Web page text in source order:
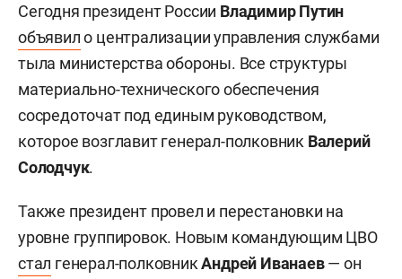
Сегодня президент России Владимир Путин
объявило централизации управления службами
тыла министерства обороны. Все структуры
материально-технического обеспечения
сосредоточат под единым руководством,
которое возглавит генерал-полковник Валерий
Солодчук.
Также президент провел и перестановки на
уровне группировок. Новым командующим ЦВО
стал генерал-полковникАндрей Иванаев— он